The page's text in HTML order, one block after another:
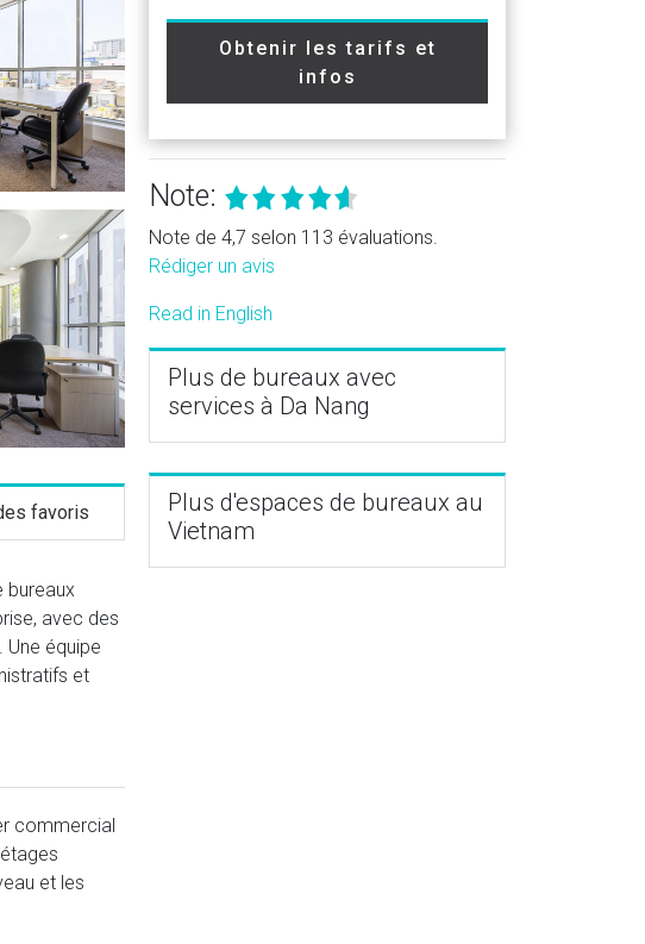
favoris
bureaux
avec des
équipe
et
commercial
et les
Obtenir les tarifs et
infos
Note:
Note de 4,7 selon 113 évaluations.
Rédiger un avis
Read in English
Plus de bureaux avec
services à Da Nang
Plus d'espaces de bureaux au
Vietnam